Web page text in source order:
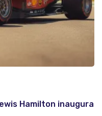
Hamilton inaugura